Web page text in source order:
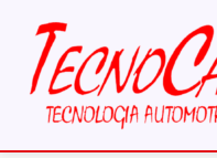
contenido